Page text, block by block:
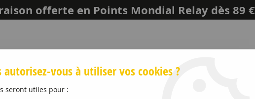
offerte en Points Mondial Relay dès 89 €
autorisez-vous à utiliser vos cookies ?
seront utiles pour :